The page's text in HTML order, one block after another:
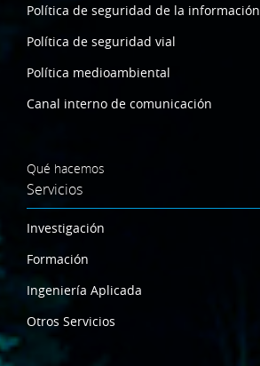
Política de seguridad de la información
Política de seguridad vial
Política medioambiental
Canal interno de comunicación
Qué hacemos
Servicios
Investigación
Formación
Ingeniería Aplicada
Otros Servicios